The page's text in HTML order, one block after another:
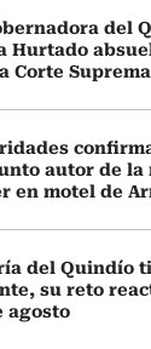
del
Hurtado
Corte Suprema
autor de la
en motel de
del Quindío
su reto
agosto